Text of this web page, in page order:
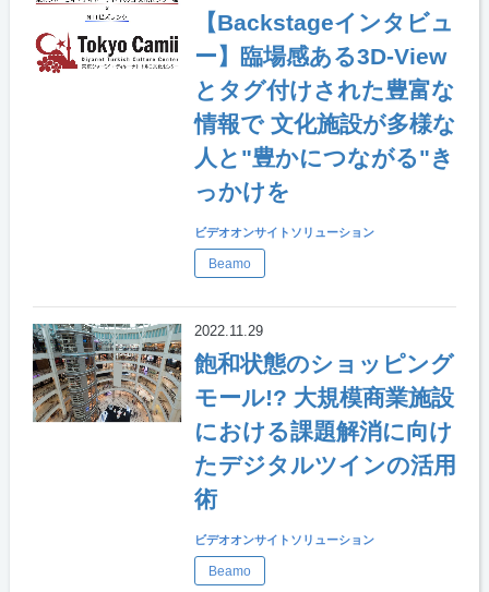
【Backstageインタビュ
ー】臨場感ある3D-View
とタグ付けされた豊富な
情報で 文化施設が多様な
人と"豊かにつながる"き
っかけを
ビデオオンサイトソリューション
Beamo
2022.11.29
飽和状態のショッピング
モール!? 大規模商業施設
における課題解消に向け
たデジタルツインの活用
術
ビデオオンサイトソリューション
Beamo